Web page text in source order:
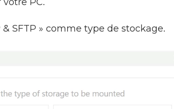
PC.
SFTP » comme type de stockage.